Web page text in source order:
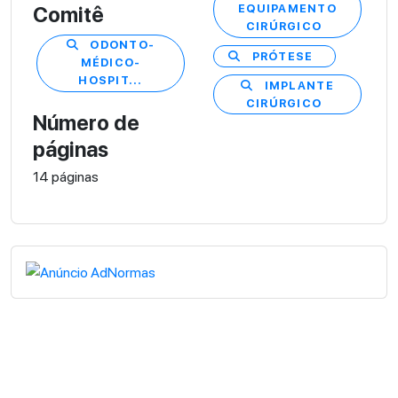
Comitê
ODONTO-
MÉDICO-
HOSPIT...
Número de
páginas
14 páginas
EQUIPAMENTO
CIRÚRGICO
PRÓTESE
IMPLANTE
CIRÚRGICO